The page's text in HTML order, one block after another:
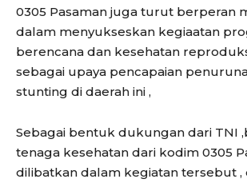
0305 Pasaman juga turut berperan
dalam menyukseskan kegiaatan
berencana dan kesehatan
sebagai upaya pencapaian
stunting di daerah ini ,
Sebagai bentuk dukungan dari TNI
tenaga kesehatan dari kodim 0305
dilibatkan dalam kegiatan tersebut ,